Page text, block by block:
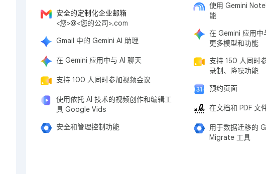
安全的定制化企业邮箱
<您>@<您的公司>.com
Gmail 中的 Gemini AI 助理
在 Gemini 应用中与 AI 聊天
支持 100 人同时参加视频会议
使用依托 AI 技术的视频创作和编辑工
具 Google Vids
安全和管理控制功能
使用 Gemini
能
在 Gemini 应用中
更多模型和功能
支持 150 人同时
录制、降噪功能
预约页面
在文档和 PDF 文
用于数据迁移的
Migrate 工具